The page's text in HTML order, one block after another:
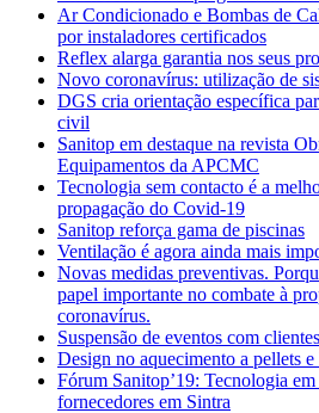
Ar Condicionado e Bombas de
por instaladores certificados
Reflex alarga garantia nos seus
Novo coronavírus: utilização de
DGS cria orientação específica
civil
Sanitop em destaque na revista
Equipamentos da APCMC
Tecnologia sem contacto é a
propagação do Covid-19
Sanitop reforça gama de piscinas
Ventilação é agora ainda mais
Novas medidas preventivas.
papel importante no combate à
coronavírus.
Suspensão de eventos com
Design no aquecimento a pellets e
Fórum Sanitop’19: Tecnologia
fornecedores em Sintra